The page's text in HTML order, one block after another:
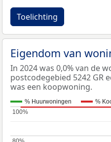
Toelichting
Eigendom van
In 2024 was 0,0% van de
postcodegebied 5242 GR
was een koopwoning.
% Huurwoningen %
100%
100%